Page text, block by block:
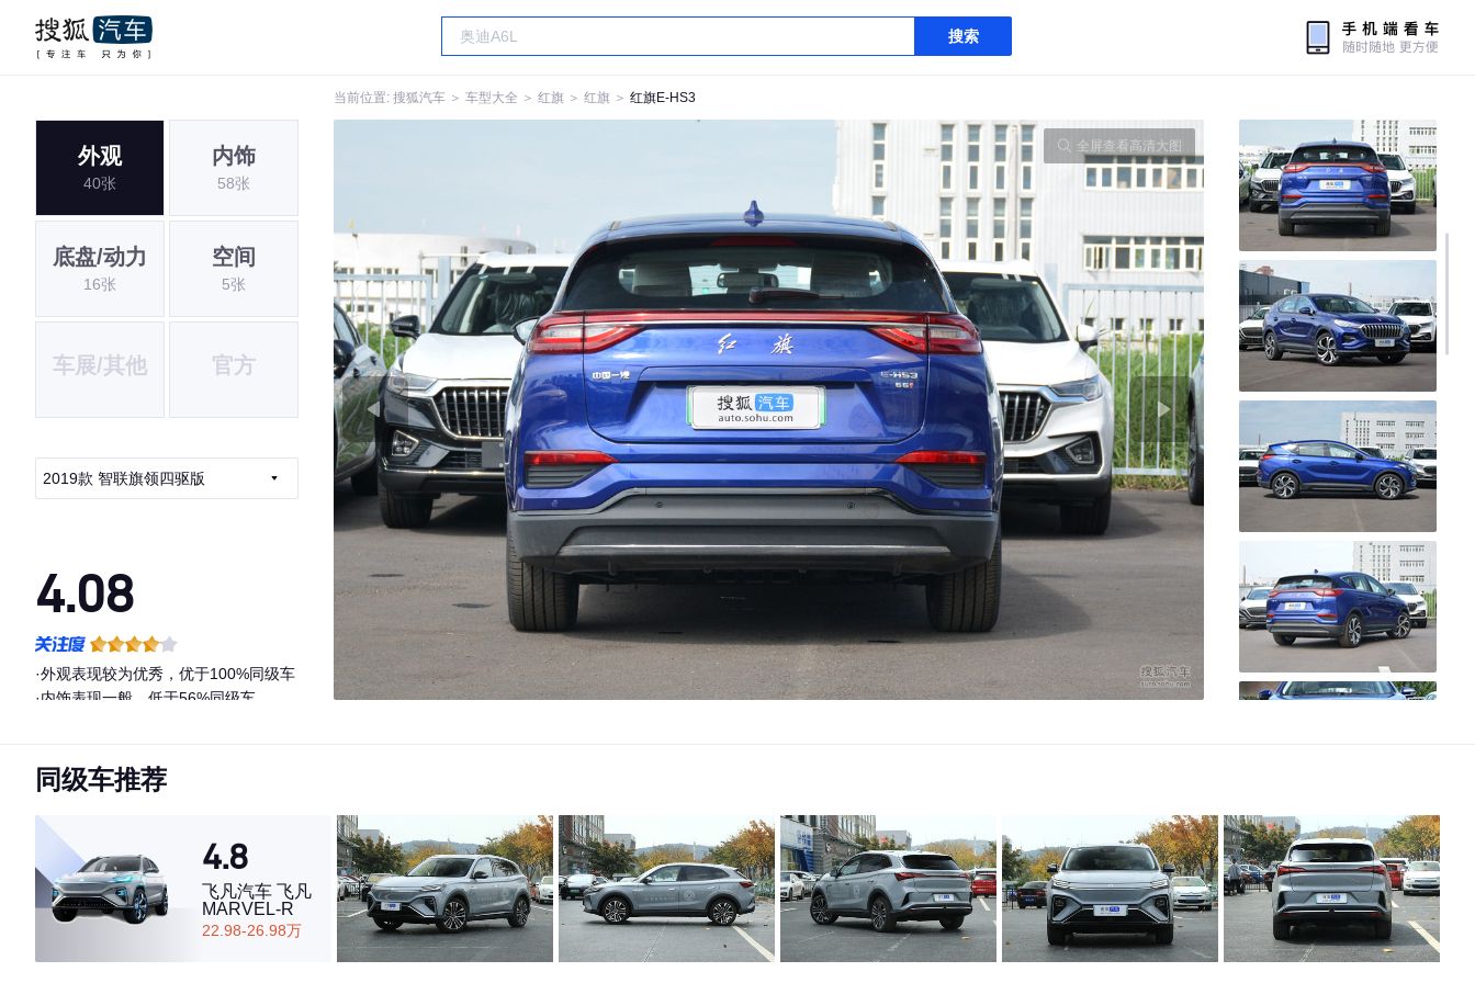
搜索
当前位置: 搜狐汽车 ＞ 车型大全 ＞ 红旗 ＞ 红旗 ＞ 红旗E-HS3
外观
40张
内饰
58张
底盘/动力
16张
空间
5张
车展/其他 官方
2019款 智联旗领四驱版
4.08
·外观表现较为优秀，优于100%同级车
·内饰表现一般，低于56%同级车
全屏查看高清大图
同级车推荐
4.8
飞凡汽车 飞凡
MARVEL-R
22.98-26.98万